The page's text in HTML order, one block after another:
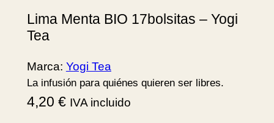
Lima Menta BIO 17bolsitas – Yogi
Tea
Marca: Yogi Tea
La infusión para quiénes quieren ser libres.
4,20 € IVA incluido